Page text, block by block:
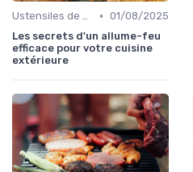
Ustensiles de Barbecue • 01/08/2025
Les secrets d'un allume-feu
efficace pour votre cuisine
extérieure